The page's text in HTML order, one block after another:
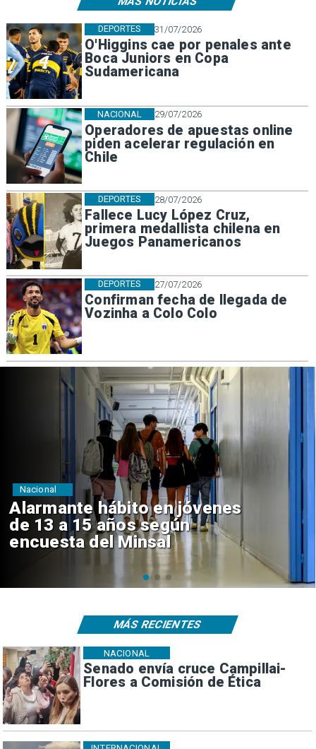
31/07/2026
O'Higgins cae por penales ante
Boca Juniors en Copa
Sudamericana
DEPORTES
29/07/2026
Operadores de apuestas online
piden acelerar regulación en
Chile
NACIONAL
28/07/2026
Fallece Lucy López Cruz,
primera medallista chilena en
Juegos Panamericanos
DEPORTES
27/07/2026
Confirman fecha de llegada de
Vozinha a Colo Colo
DEPORTES
Aprueban creación del
Sebastián Piñera con
de $4 mil millones
Regiones
Senado envía cruce Campillai-
Flores a Comisión de Ética
NACIONAL
MÁS RECIENTES